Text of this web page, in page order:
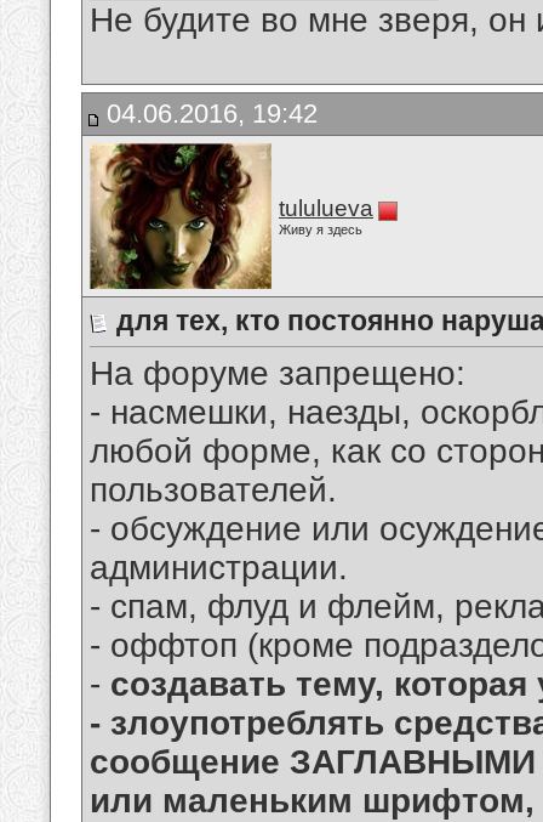
Не будите во мне зверя, он
04.06.2016, 19:42
tululueva
Живу я здесь
для тех, кто постоянно
На форуме запрещено:
- насмешки, наезды,
любой форме, как со
пользователей.
- обсуждение или
администрации.
- спам, флуд и флейм,
- оффтоп (кроме
- создавать тему,
- злоупотреблять
сообщение ЗАГЛАВНЫМИ
или маленьким шрифтом,